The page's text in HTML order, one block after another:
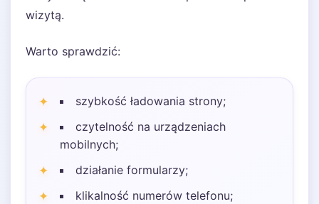
wizytą.
Warto sprawdzić:
szybkość ładowania strony;
czytelność na urządzeniach
mobilnych;
działanie formularzy;
klikalność numerów telefonu;